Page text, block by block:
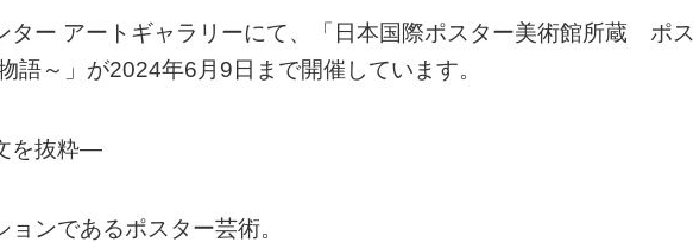
ター アートギャラリーにて、「日本国際ポスター美術館所蔵 ポス
～」が2024年6月9日まで開催しています。
を抜粋—
ンであるポスター芸術。